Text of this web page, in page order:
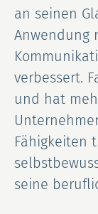
an seinen
Anwendung
verbessert.
und hat
Fähigkeiten
seine